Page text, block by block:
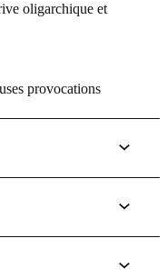
oligarchique et
provocations